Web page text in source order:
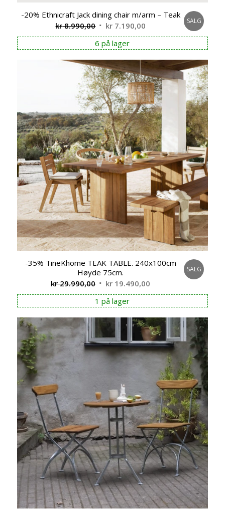
-20% Ethnicraft Jack dining chair m/arm – Teak
kr8.990,00 Opprinnelig
pris
var:
kr 8.990,00.
kr 7.190,00 Nåværende
pris
er:
kr 7.190,00.
SALG
6 på lager
-35% TineKhome TEAK TABLE. 240x100cm
Høyde 75cm.
kr29.990,00 Opprinnelig
pris
var:
kr 29.990,00.
kr 19.490,00 Nåværende
pris
er:
kr 19.490,00.
SALG
1 på lager